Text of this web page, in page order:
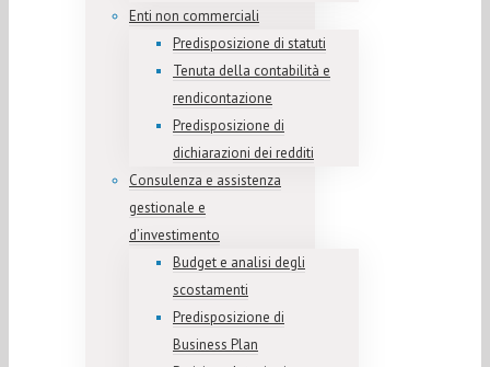
Enti non commerciali
Predisposizione di statuti
Tenuta della contabilità e
rendicontazione
Predisposizione di
dichiarazioni dei redditi
Consulenza e assistenza
gestionale e
d’investimento
Budget e analisi degli
scostamenti
Predisposizione di
Business Plan